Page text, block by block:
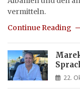
vermitteln.
Continue Reading
Italia
22.